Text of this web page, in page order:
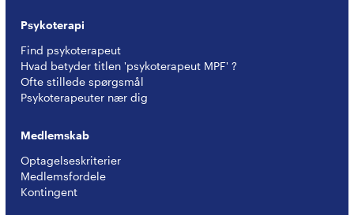
Psykoterapi
Find psykoterapeut
Hvad betyder titlen 'psykoterapeut MPF' ?
Ofte stillede spørgsmål
Psykoterapeuter nær dig
Medlemskab
Optagelseskriterier
Medlemsfordele
Kontingent